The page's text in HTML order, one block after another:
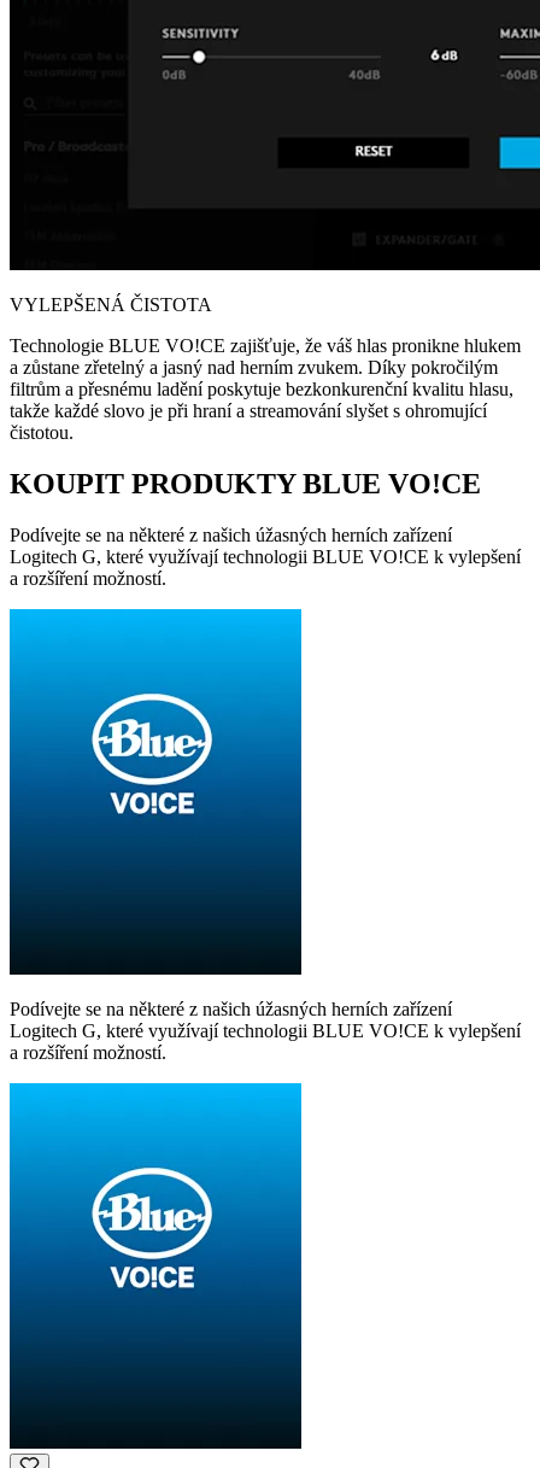
VYLEPŠENÁ ČISTOTA
Technologie BLUE VO!CE zajišťuje, že váš hlas pronikne hlukem
a zůstane zřetelný a jasný nad herním zvukem. Díky pokročilým
filtrům a přesnému ladění poskytuje bezkonkurenční kvalitu hlasu,
takže každé slovo je při hraní a streamování slyšet s ohromující
čistotou.
KOUPIT PRODUKTY BLUE VO!CE
Podívejte se na některé z našich úžasných herních zařízení
Logitech G, které využívají technologii BLUE VO!CE k vylepšení
a rozšíření možností.
Podívejte se na některé z našich úžasných herních zařízení
Logitech G, které využívají technologii BLUE VO!CE k vylepšení
a rozšíření možností.